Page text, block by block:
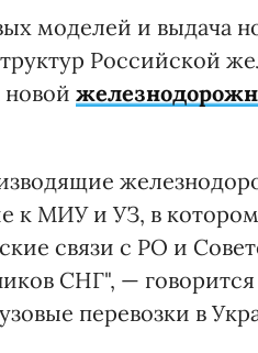
моделей и выдача
Российской
новой
к МИУ и УЗ, в
связи с РО и
СНГ", —
перевозки в